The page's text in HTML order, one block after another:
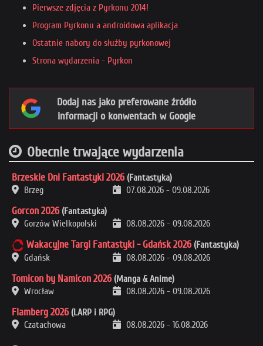
Pierwsze zdjęcia z Pyrkonu 2014!
Program Pyrkonu a androidowa aplikacja
Ostatnie nabory do służby pyrkonowej
Strona wydarzenia - Pyrkon
Dodaj nas jako preferowane źródło
informacji o konwentach w Google
Obecnie trwające wydarzenia
Brzeskie Dni Fantastyki 2026 (Fantastyka)
Brzeg
07.08.2026 - 09.08.2026
Gorcon 2026 (Fantastyka)
Gorzów Wielkopolski
08.08.2026 - 09.08.2026
Wakacyjne Targi Fantastyki - Gdańsk 2026 (Fantastyka)
Gdańsk
08.08.2026 - 09.08.2026
Tomicon by Namicon 2026 (Manga & Anime)
Wrocław
08.08.2026 - 09.08.2026
Flamberg 2026 (LARP i RPG)
Czatachowa
08.08.2026 - 16.08.2026